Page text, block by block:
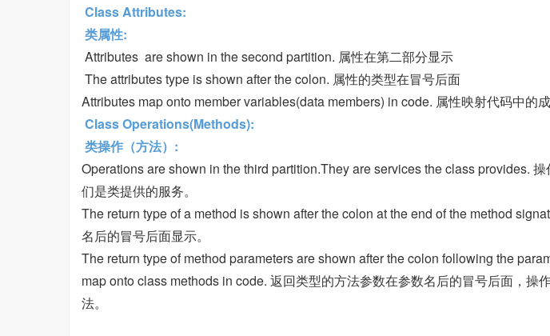
Class Attributes:
类属性:
Attributes are shown in the second partition. 属性在第二部分显示
The attributes type is shown after the colon. 属性的类型在冒号后面
Attributes map onto member variables(data members) in code. 属性映射代码中的
Class Operations(Methods):
类操作（方法）:
Operations are shown in the third partition.They are services the class provides.
们是类提供的服务。
The return type of a method is shown after the colon at the end of the method
名后的冒号后面显示。
The return type of method parameters are shown after the colon following the
map onto class methods in code. 返回类型的方法参数在参数名后的冒号后面，操
法。